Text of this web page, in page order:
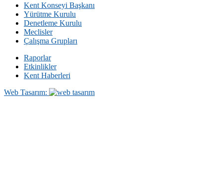
Kent Konseyi Başkanı
Yürütme Kurulu
Denetleme Kurulu
Meclisler
Çalışma Grupları
Raporlar
Etkinlikler
Kent Haberleri
Web Tasarım: